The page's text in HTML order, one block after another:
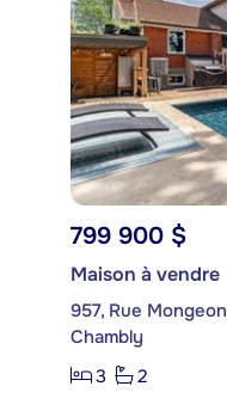
799 900 $
Maison à vendre
957, Rue Mongeon
Chambly
3
2